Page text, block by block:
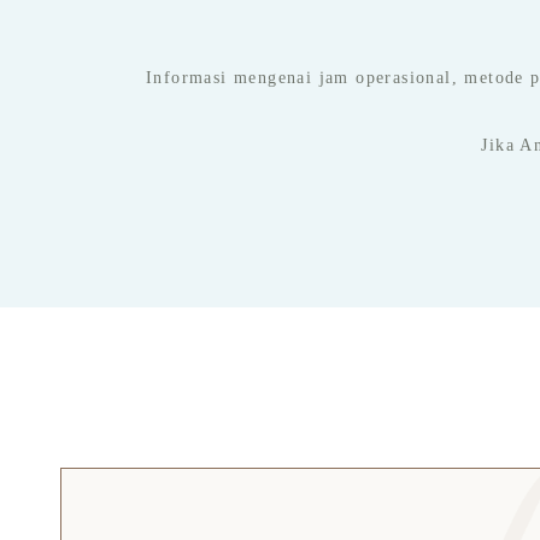
Informasi mengenai jam operasional, metode
Jika